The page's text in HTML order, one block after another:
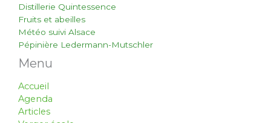
Distillerie Quintessence
Fruits et abeilles
Météo suivi Alsace
Pépinière Ledermann-Mutschler
Menu
Accueil
Agenda
Articles